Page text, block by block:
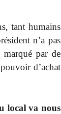
tant humains
n’a pas
marqué par de
d’achat
local va nous